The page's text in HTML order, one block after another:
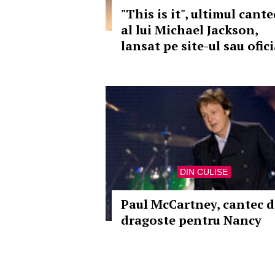
"This is it", ultimul
al lui Michael Jackson,
lansat pe site-ul sau
DIN CULISE
Paul McCartney, cantec
dragoste pentru Nancy